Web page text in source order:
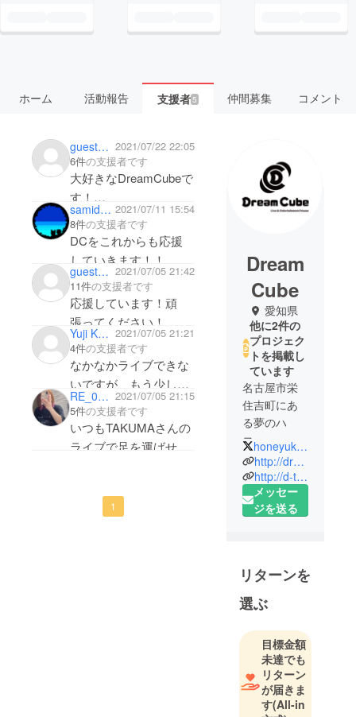
ホーム 活動報告 支援者5 仲間募集 コメント
guest723c0cd95b14 2021/07/22 22:05
6件の支援者です
大好きなDreamCubeで
す！
新しいロゴを楽しみに
しています！
samidaremasora 2021/07/11 15:54
8件の支援者です
DCをこれからも応援
していきます！！
guest9ef5d0d8e2c4 2021/07/05 21:42
11件の支援者です
応援しています！頑
張ってください！
Yuji Kanamori 2021/07/05 21:21
4件の支援者です
なかなかライブできな
いですが、もう少しだ
と思います。次回ライ
ブに行くときに着てい
けますかね^^
RE_0107_music_ 2021/07/05 21:15
5件の支援者です
いつもTAKUMAさんの
ライブで足を運ばせて
徒歩5分ということも
あり、勝手に親近感湧
1
Dream
Cube
愛知県
他に2件の
プロジェク
トを掲載し
ています
名古屋市栄
住吉町にあ
る夢のハ
コ。
演者、お客
さん、ス
タッフの距
離が近く
バンドはも
ちろん、ア
コース
ティック、
クラブイベ
ント、展示
場、なんで
も出来ちゃ
honeyukiss777
http://dreamcube.info/
http://d-terrace.info/
メッセー
ジを送る
リターンを
選ぶ
目標金額
未達でも
リターン
が届きま
す(All-in